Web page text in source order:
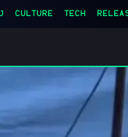
CULTURE TECH